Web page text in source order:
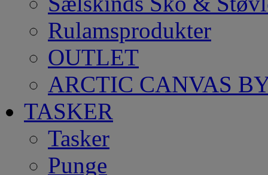
Rulamsprodukter
OUTLET
ARCTIC CANVAS
TASKER
Tasker
Punge